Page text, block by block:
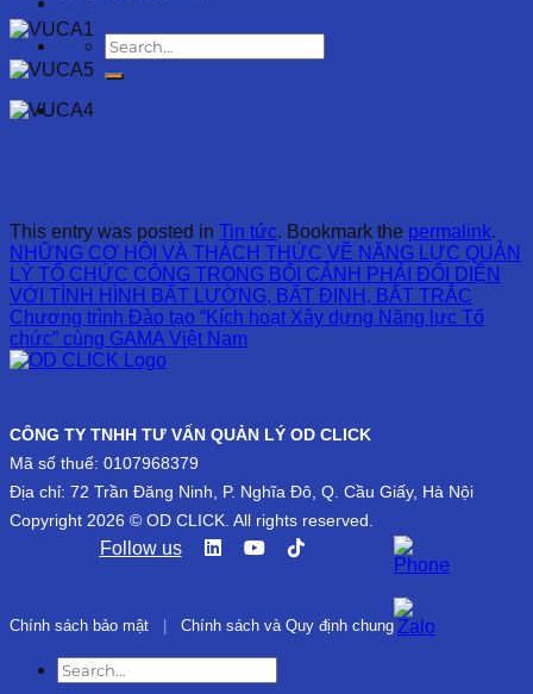
This entry was posted in Tin tức. Bookmark the permalink.
NHỮNG CƠ HỘI VÀ THÁCH THỨC VỀ NĂNG LỰC QUẢN
LÝ TỔ CHỨC CÔNG TRONG BỐI CẢNH PHẢI ĐỐI DIỆN
VỚI TÌNH HÌNH BẤT LƯỜNG, BẤT ĐỊNH, BẤT TRẮC
Chương trình Đào tạo “Kích hoạt Xây dựng Năng lực Tổ
chức” cùng GAMA Việt Nam
CÔNG TY TNHH TƯ VẤN QUẢN LÝ OD CLICK
Mã số thuế: 0107968379
Địa chỉ: 72 Trần Đăng Ninh, P. Nghĩa Đô, Q. Cầu Giấy, Hà Nội
Copyright 2026 © OD CLICK. All rights reserved.
Follow us
Chính sách bảo mật Chính sách và Quy định chung